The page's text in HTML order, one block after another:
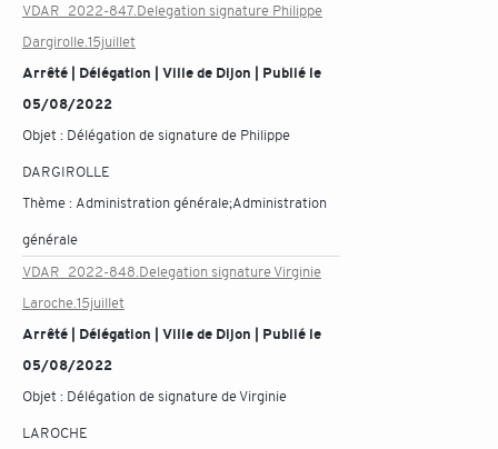
VDAR_2022-847.Delegation signature Philippe
Dargirolle.15juillet
Arrêté | Délégation | Ville de Dijon | Publié le
05/08/2022
Objet : Délégation de signature de Philippe
DARGIROLLE
Thème : Administration générale;Administration
générale
VDAR_2022-848.Delegation signature Virginie
Laroche.15juillet
Arrêté | Délégation | Ville de Dijon | Publié le
05/08/2022
Objet : Délégation de signature de Virginie
LAROCHE